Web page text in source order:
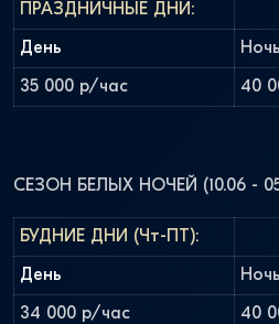
ПРАЗДНИЧНЫЕ ДНИ:
День Ночь
35 000 р/час 40
СЕЗОН БЕЛЫХ НОЧЕЙ (10.06 -
БУДНИЕ ДНИ (Чт-ПТ):
День Ночь
34 000 р/час 40